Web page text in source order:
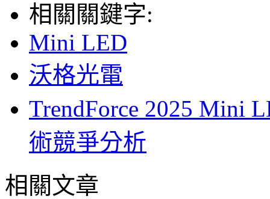
相關關鍵字:
Mini LED
沃格光電
TrendForce 2025 Mini
術競爭分析
相關文章